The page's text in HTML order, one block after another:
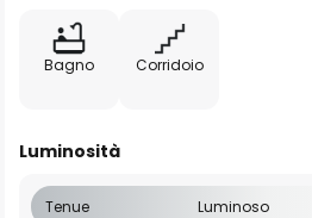
Bagno Corridoio
Luminosità
Tenue Luminoso